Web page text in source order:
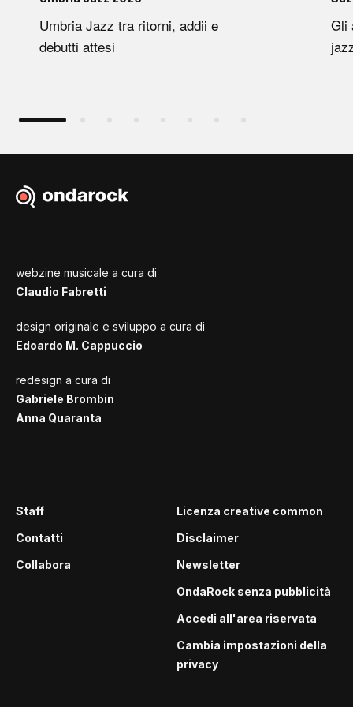
Umbria Jazz tra ritorni, addii e
debutti attesi
Gli
webzine musicale a cura di
Claudio Fabretti
design originale e sviluppo a cura di
Edoardo M. Cappuccio
redesign a cura di
Gabriele Brombin
Anna Quaranta
Staff
Contatti
Collabora
Licenza creative common
Disclaimer
Newsletter
OndaRock senza pubblicità
Accedi all'area riservata
Cambia impostazioni della
privacy